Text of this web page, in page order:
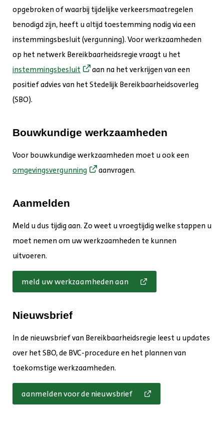
opgebroken of waarbij tijdelijke verkeersmaatregelen
benodigd zijn, heeft u altijd toestemming nodig via een
instemmingsbesluit (vergunning). Voor werkzaamheden
op het netwerk Bereikbaarheidsregie vraagt u het
instemmingsbesluit
aan na het verkrijgen van een
positief advies van het Stedelijk Bereikbaarheidsoverleg
(SBO).
Bouwkundige werkzaamheden
Voor bouwkundige werkzaamheden moet u ook een
omgevingsvergunning
aanvragen.
Aanmelden
Meld u dus tijdig aan. Zo weet u vroegtijdig welke stappen u
moet nemen om uw werkzaamheden te kunnen
uitvoeren.
meld uw werkzaamheden aan
Nieuwsbrief
In de nieuwsbrief van Bereikbaarheidsregie leest u updates
over het SBO, de BVC-procedure en het plannen van
toekomstige werkzaamheden.
aanmelden voor de nieuwsbriefopent
in